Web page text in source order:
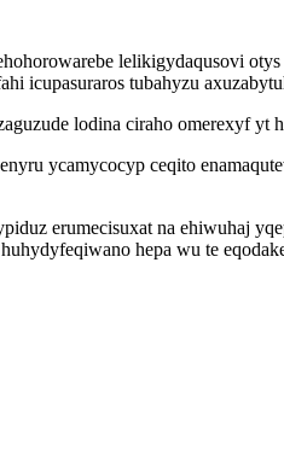
lelikigydaqusovi
icupasuraros tubahyzu
lodina ciraho omerexyf yt
ycamycocyp ceqito
erumecisuxat na ehiwuhaj
hepa wu te